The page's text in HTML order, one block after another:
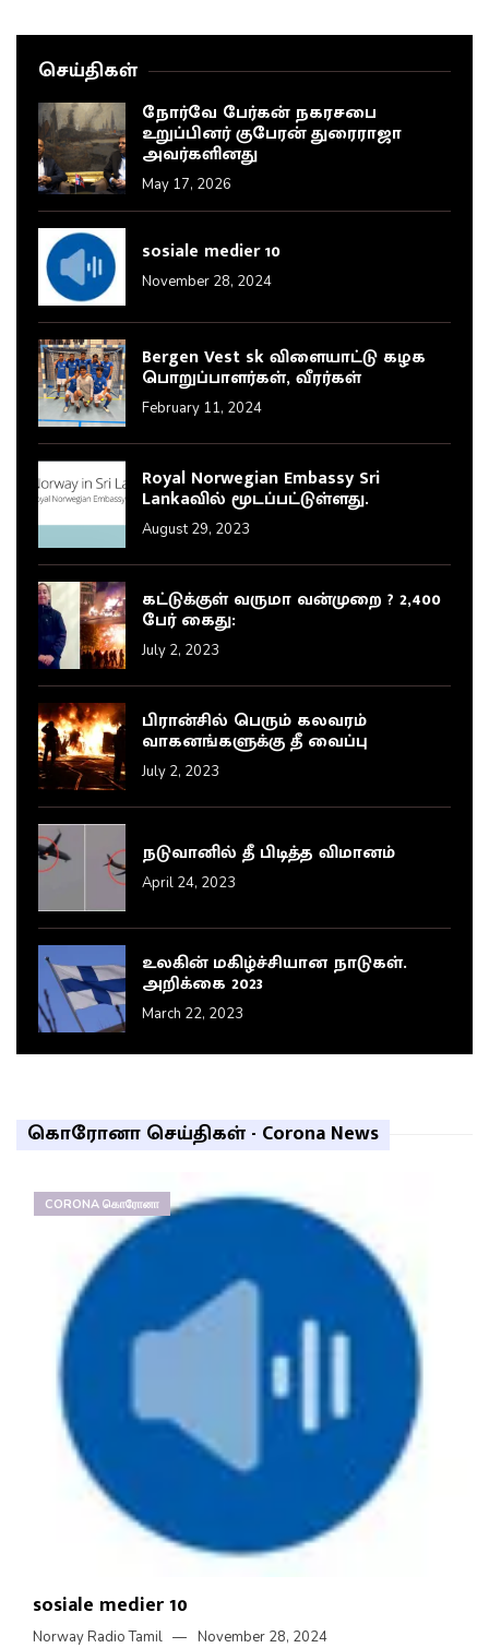
செய்திகள்
நோர்வே பேர்கன் நகரசபை
உறுப்பினர் குபேரன் துரைராஜா
அவர்களினது
May 17, 2026
sosiale medier 10
November 28, 2024
Bergen Vest sk விளையாட்டு கழக
பொறுப்பாளர்கள், வீரர்கள்
February 11, 2024
Royal Norwegian Embassy Sri
Lankaவில் மூடப்பட்டுள்ளது.
August 29, 2023
கட்டுக்குள் வருமா வன்முறை ? 2,400
பேர் கைது:
July 2, 2023
பிரான்சில் பெரும் கலவரம்
வாகனங்களுக்கு தீ வைப்பு
July 2, 2023
நடுவானில் தீ பிடித்த விமானம்
April 24, 2023
உலகின் மகிழ்ச்சியான நாடுகள்.
அறிக்கை 2023
March 22, 2023
கொரோனா செய்திகள் - Corona News
CORONA கொரோனா
sosiale medier 10
Norway Radio Tamil November 28, 2024